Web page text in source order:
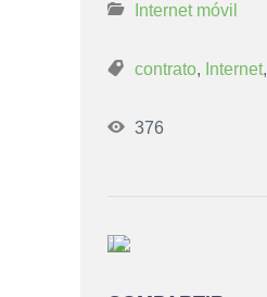
Internet móvil
contrato, Internet,
376